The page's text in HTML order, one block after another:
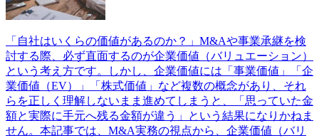
「自社はいくらの価値があるのか？」M&Aや事業承継を検
討する際、必ず直面するのが企業価値（バリュエーション）
という考え方です。しかし、企業価値には「事業価値」「企
業価値（EV）」「株式価値」など複数の概念があり、それ
らを正しく理解しないまま進めてしまうと、「思っていた金
額と実際に手元へ残る金額が違う」という結果になりかねま
せん。本記事では、M&A実務の視点から、企業価値（バリ